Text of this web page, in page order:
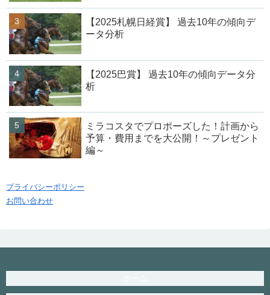
【2025札幌日経賞】 過去10年の傾向デ
ータ分析
【2025巴賞】 過去10年の傾向データ分
析
ミラコスタでプロポーズした！計画から
予算・費用までを大公開！～プレゼント
編～
プライバシーポリシー
お問い合わせ